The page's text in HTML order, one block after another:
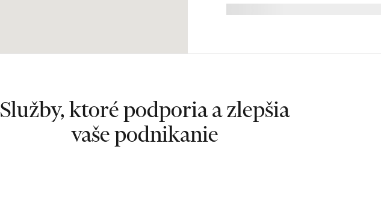
Služby, ktoré podporia a zlepšia
vaše podnikanie